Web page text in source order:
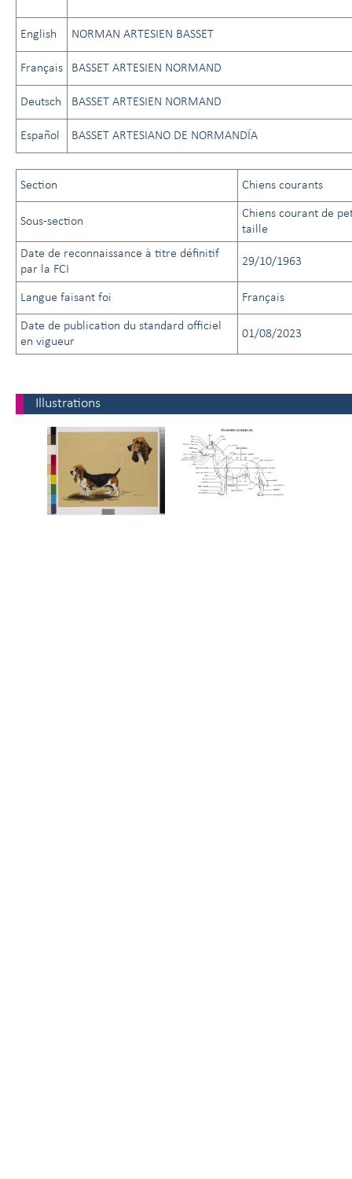
English NORMAN ARTESIEN BASSET
Français BASSET ARTESIEN NORMAND
Deutsch BASSET ARTESIEN NORMAND
Español BASSET ARTESIANO DE NORMANDÍA
Section Chiens courants
Sous-section
Chiens courant de
taille
Date de reconnaissance à titre définitif
par la FCI
29/10/1963
Langue faisant foi Français
Date de publication du standard officiel
en vigueur
01/08/2023
Illustrations